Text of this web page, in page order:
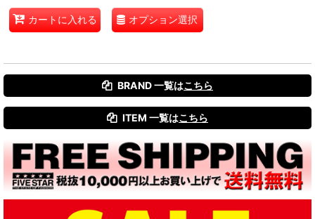
カートに入れる オプション選択
BRAND 一覧はこちら
ITEM 一覧はこちら